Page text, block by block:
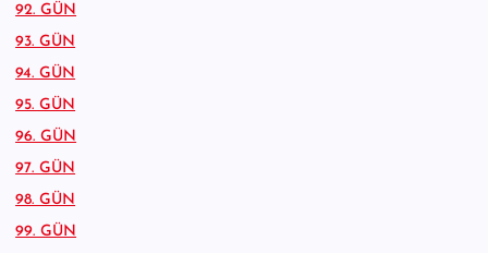
92. GÜN
93. GÜN
94. GÜN
95. GÜN
96. GÜN
97. GÜN
98. GÜN
99. GÜN